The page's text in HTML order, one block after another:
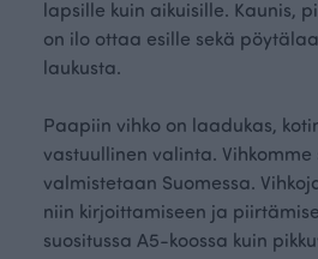
lapsille kuin aikuisille. Kaunis,
on ilo ottaa esille sekä
laukusta.
Paapiin vihko on laadukas,
vastuullinen valinta.
valmistetaan Suomessa.
niin kirjoittamiseen ja
suositussa A5-koossa kuin